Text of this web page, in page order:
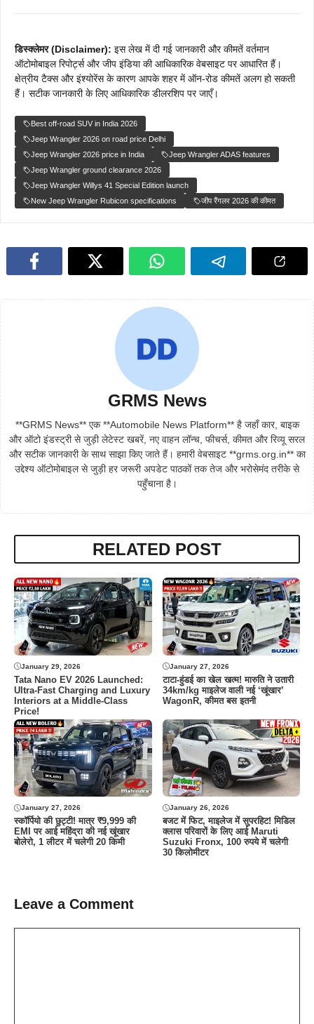
डिस्क्लेमर (Disclaimer): इस लेख में दी गई जानकारी और कीमतें वर्तमान
ऑटोमोबाइल रिपोर्ट्स और जीप इंडिया की आधिकारिक वेबसाइट पर आधारित हैं।
क्षेत्रीय टैक्स और इंश्योरेंस के कारण आपके शहर में ऑन-रोड कीमतें अलग हो सकती
हैं। सटीक जानकारी के लिए आधिकारिक डीलरशिप पर जाएँ।
Best off-road SUV in India 2026
Jeep Wrangler 2026 on road price Delhi
Jeep Wrangler 2026 price in India
Jeep Wrangler ADAS features
Jeep Wrangler ground clearance 2026
Jeep Wrangler Willys 41 Special Edition launch
New Jeep Wrangler Rubicon specifications
जीप रैंगलर 2026 की कीमत
GRMS News
**GRMS News** एक **Automobile News Platform** है जहाँ कार, बाइक
और ऑटो इंडस्ट्री से जुड़ी लेटेस्ट खबरें, नए वाहन लॉन्च, फीचर्स, कीमत और रिव्यू सरल
और सटीक जानकारी के साथ साझा किए जाते हैं। हमारी वेबसाइट **grms.org.in** का
उद्देश्य ऑटोमोबाइल से जुड़ी हर जरूरी अपडेट पाठकों तक तेज और भरोसेमंद तरीके से
पहुँचाना है।
RELATED POST
January 29, 2026
Tata Nano EV 2026 Launched:
Ultra-Fast Charging and Luxury
Interiors at a Middle-Class
Price!
January 27, 2026
टाटा-हुंडई का खेल खत्म! मारुति ने उतारी
34km/kg माइलेज वाली नई ‘खूंखार’
WagonR, कीमत बस इतनी
January 27, 2026
स्कॉर्पियो की छुट्टी! मात्र ₹9,999 की
EMI पर आई महिंद्रा की नई खूंखार
बोलेरो, 1 लीटर में चलेगी 20 किमी
January 26, 2026
बजट में फिट, माइलेज में सुपरहिट! मिडिल
क्लास परिवारों के लिए आई Maruti
Suzuki Fronx, 100 रुपये में चलेगी
30 किलोमीटर
Leave a Comment